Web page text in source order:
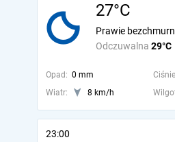
27°C
Odczuwalna 29°C
Prawie
Opad: 0 mm
Wiatr:
8 km/h
23:00